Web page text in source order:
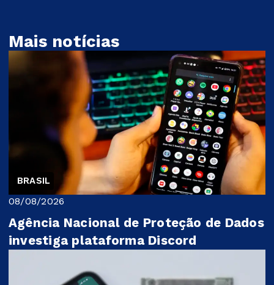
Mais notícias
BRASIL
08/08/2026
Agência Nacional de Proteção de Dados
investiga plataforma Discord